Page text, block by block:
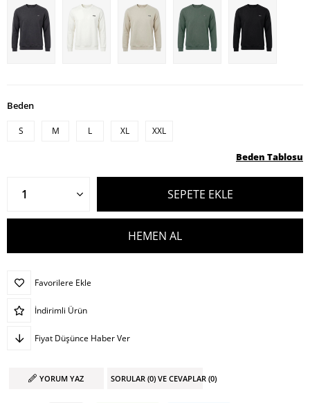
Beden
S M L XL XXL
Beden Tablosu
Favorilere Ekle
İndirimli Ürün
Fiyat Düşünce Haber Ver
YORUM YAZ SORULAR (0) VE CEVAPLAR (0)